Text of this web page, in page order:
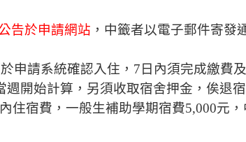
告於申請網站 ，中籤者以電子郵件寄發
申請系統確認入住， 7 日內須完成繳費
開始計算，另須收取宿舍押金，俟退
住宿費，一般生補助學期宿費5,000元，